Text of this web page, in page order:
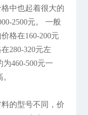
中也起着很大的
2500元。 一般
格在160-200元
280-320元左
460-500元一
的型号不同，价